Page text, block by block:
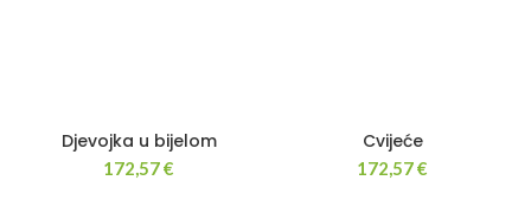
Djevojka u bijelom
172,57€
Cvijeće
172,57€